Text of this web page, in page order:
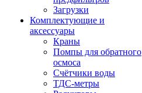
Загрузки
Комплектующие и
аксессуары
Краны
Помпы для обратного
осмоса
Счётчики воды
ТДС-метры